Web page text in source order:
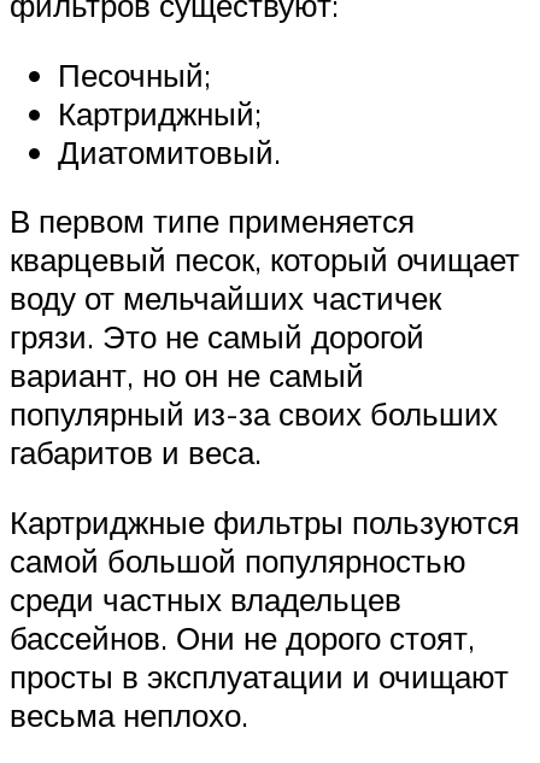
Песочный;
Картриджный;
Диатомитовый.
В первом типе применяется
кварцевый песок, который очищает
воду от мельчайших частичек
грязи. Это не самый дорогой
вариант, но он не самый
популярный из-за своих больших
габаритов и веса.
Картриджные фильтры пользуются
самой большой популярностью
среди частных владельцев
бассейнов. Они не дорого стоят,
просты в эксплуатации и очищают
весьма неплохо.